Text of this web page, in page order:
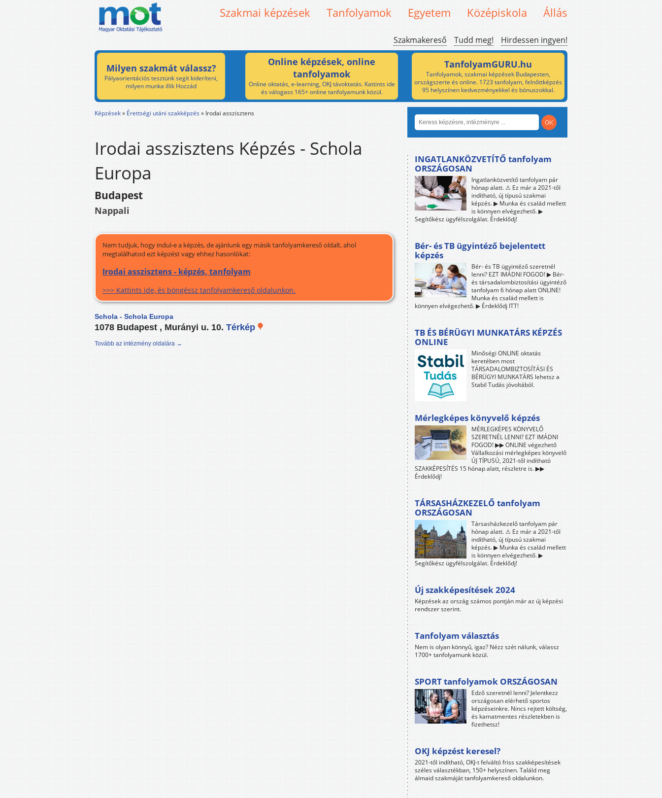
Szakmai képzések Tanfolyamok Egyetem Középiskola Állás
Szakmakereső Tudd meg! Hirdessen ingyen!
Milyen szakmát válassz?
Pályaorientációs tesztünk segít kideríteni,
milyen munka illik Hozzád
Online képzések, online
tanfolyamok
Online oktatás, e-learning, OKJ távoktatás. Kattints ide
és válogass 165+ online tanfolyamunk közül.
TanfolyamGURU.hu
Tanfolyamok, szakmai képzések Budapesten,
országszerte és online. 1723 tanfolyam, felnőttképzés
95 helyszínen kedvezményekkel és bónuszokkal.
Képzések» Érettségi utáni szakképzés» Irodai asszisztens
Irodai asszisztens Képzés - Schola
Europa
Budapest
Nappali
Nem tudjuk, hogy indul-e a képzés, de ajánlunk egy másik tanfolyamkereső oldalt, ahol
megtalálhatod ezt képzést vagy ehhez hasonlókat:
Irodai asszisztens - képzés, tanfolyam
>>> Kattints ide, és böngéssz tanfolyamkereső oldalunkon.
Schola - Schola Europa
1078 Budapest , Murányi u. 10. Térkép
Tovább az intézmény oldalára →
INGATLANKÖZVETÍTŐ tanfolyam
ORSZÁGOSAN
Ingatlanközvetítő tanfolyam pár
hónap alatt. ⚠ Ez már a 2021-től
indítható, új típusú szakmai
képzés. ▶ Munka és család mellett
is könnyen elvégezhető. ▶
Segítőkész ügyfélszolgálat. Érdeklődj!
Bér- és TB ügyintéző bejelentett
képzés
Bér- és TB ügyintéző szeretnél
lenni? EZT IMÁDNI FOGOD! ▶ Bér-
és társadalombiztosítási ügyintéző
tanfolyam 6 hónap alatt ONLINE!
Munka és család mellett is
könnyen elvégezhető. ▶ Érdeklődj ITT!
TB ÉS BÉRÜGYI MUNKATÁRS KÉPZÉS
ONLINE
Minőségi ONLINE oktatás
keretében most
TÁRSADALOMBIZTOSÍTÁSI ÉS
BÉRÜGYI MUNKATÁRS lehetsz a
Stabil Tudás jóvoltából.
Mérlegképes könyvelő képzés
MÉRLEGKÉPES KÖNYVELŐ
SZERETNÉL LENNI? EZT IMÁDNI
FOGOD! ▶▶ ONLINE végezhető
Vállalkozási mérlegképes könyvelő
ÚJ TÍPUSÚ, 2021-től indítható
SZAKKÉPESÍTÉS 15 hónap alatt, részletre is. ▶▶
Érdeklődj!
TÁRSASHÁZKEZELŐ tanfolyam
ORSZÁGOSAN
Társasházkezelő tanfolyam pár
hónap alatt. ⚠ Ez már a 2021-től
indítható, új típusú szakmai
képzés. ▶ Munka és család mellett
is könnyen elvégezhető. ▶
Segítőkész ügyfélszolgálat. Érdeklődj!
Új szakképesítések 2024
Képzések az ország számos pontján már az új képzési
rendszer szerint.
Tanfolyam választás
Nem is olyan könnyű, igaz? Nézz szét nálunk, válassz
1700+ tanfolyamunk közül.
SPORT tanfolyamok ORSZÁGOSAN
Edző szeretnél lenni? Jelentkezz
országosan elérhető sportos
képzéseinkre. Nincs rejtett költség,
és kamatmentes részletekben is
fizethetsz!
OKJ képzést keresel?
2021-től indítható, OKJ-t felváltó friss szakképesítések
széles választékban, 150+ helyszínen. Találd meg
álmaid szakmáját tanfolyamkereső oldalunkon.